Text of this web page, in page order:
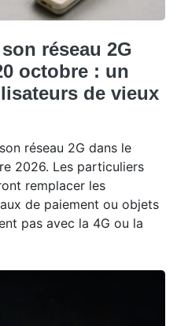
réseau 2G
octobre : un
de vieux
réseau 2G dans le
2026. Les particuliers
remplacer les
de paiement ou objets
pas avec la 4G ou la